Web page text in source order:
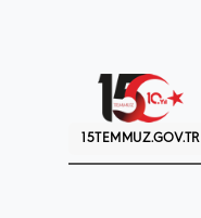
15TEMMUZ.GOV.TR